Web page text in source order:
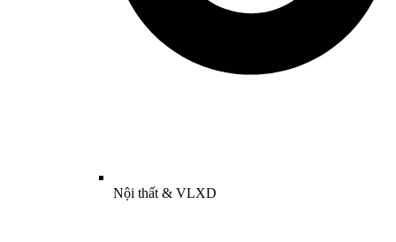
Nội thất & VLXD